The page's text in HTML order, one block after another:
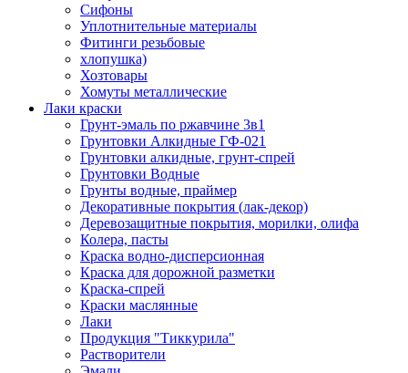
Сифоны
Уплотнительные материалы
Фитинги резьбовые
хлопушка)
Хозтовары
Хомуты металлические
Лаки краски
Грунт-эмаль по ржавчине 3в1
Грунтовки Алкидные ГФ-021
Грунтовки алкидные, грунт-спрей
Грунтовки Водные
Грунты водные, праймер
Декоративные покрытия (лак-декор)
Деревозащитные покрытия, морилки, олифа
Колера, пасты
Краска водно-дисперсионная
Краска для дорожной разметки
Краска-спрей
Краски маслянные
Лаки
Продукция "Тиккурила"
Растворители